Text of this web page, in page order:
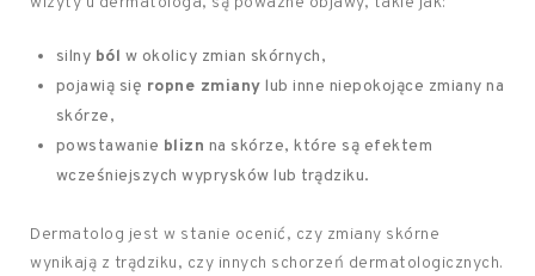
silny ból w okolicy zmian skórnych,
pojawią się ropne zmiany lub inne niepokojące zmiany na
skórze,
powstawanie blizn na skórze, które są efektem
wcześniejszych wyprysków lub trądziku.
Dermatolog jest w stanie ocenić, czy zmiany skórne
wynikają z trądziku, czy innych schorzeń dermatologicznych.